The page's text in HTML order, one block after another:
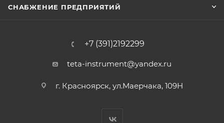
СНАБЖЕНИЕ ПРЕДПРИЯТИЙ
+7 (391)2192299
teta-instrument@yandex.ru
г. Красноярск, ул.Маерчака, 109Н